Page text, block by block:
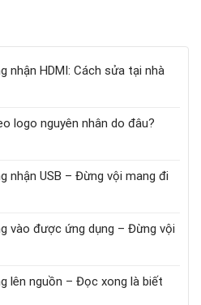
nhận HDMI: Cách sửa tại nhà
logo nguyên nhân do đâu?
nhận USB – Đừng vội mang đi
vào được ứng dụng – Đừng vội
lên nguồn – Đọc xong là biết